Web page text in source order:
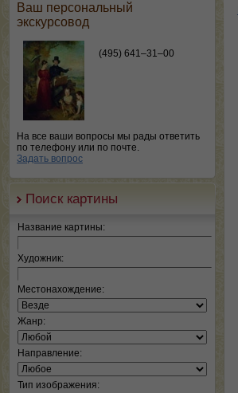
Ваш персональный
экскурсовод
(495) 641–31–00
На все ваши вопросы мы рады ответить
по телефону или по почте.
Задать вопрос
Поиск картины
Название картины:
Художник:
Местонахождение:
Жанр:
Направление:
Тип изображения: